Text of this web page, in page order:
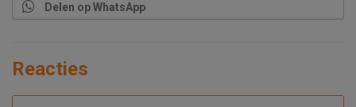
Delen op WhatsApp
Reacties